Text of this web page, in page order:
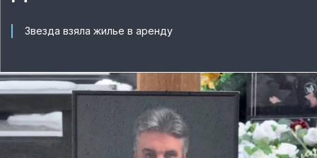
Звезда взяла жилье в аренду